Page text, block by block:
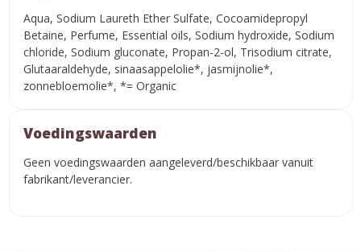
Aqua, Sodium Laureth Ether Sulfate, Cocoamidepropyl
Betaine, Perfume, Essential oils, Sodium hydroxide, Sodium
chloride, Sodium gluconate, Propan-2-ol, Trisodium citrate,
Glutaaraldehyde, sinaasappelolie*, jasmijnolie*,
zonnebloemolie*, *= Organic
Voedingswaarden
Geen voedingswaarden aangeleverd/beschikbaar vanuit
fabrikant/leverancier.